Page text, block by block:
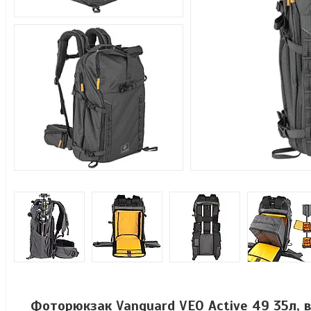
Фоторюкзак Vanguard VEO Active 49 35л,